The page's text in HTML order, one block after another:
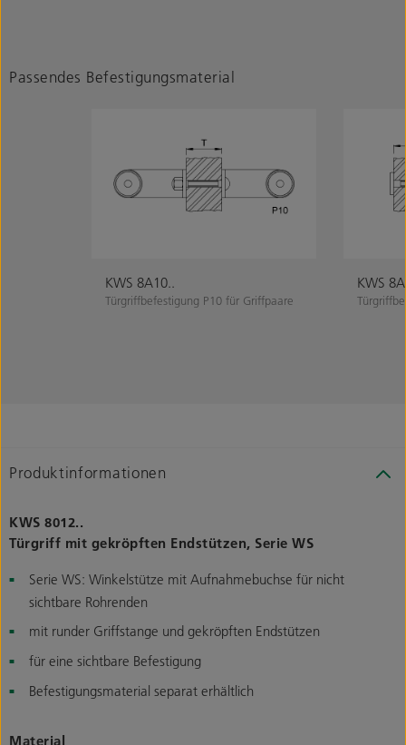
Passendes Befestigungsmaterial
KWS 8A10..
Türgriffbefestigung P10 für Griffpaare
KWS
Produktinformationen
KWS 8012..
Türgriff mit gekröpften Endstützen, Serie WS
Serie WS: Winkelstütze mit Aufnahmebuchse für nicht
sichtbare Rohrenden
mit runder Griffstange und gekröpften Endstützen
für eine sichtbare Befestigung
Befestigungsmaterial separat erhältlich
Material